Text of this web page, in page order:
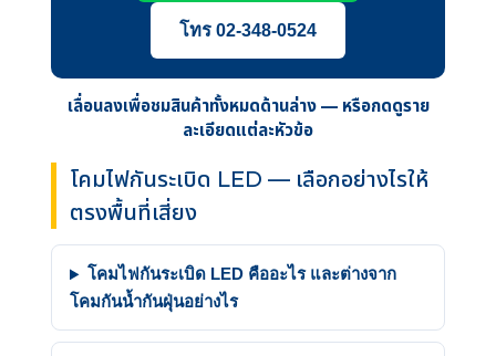
โทร 02-348-0524
เลื่อนลงเพื่อชมสินค้าทั้งหมดด้านล่าง — หรือกดดูราย
ละเอียดแต่ละหัวข้อ
โคมไฟกันระเบิด LED — เลือกอย่างไรให้
ตรงพื้นที่เสี่ยง
โคมไฟกันระเบิด LED คืออะไร และต่างจาก
โคมกันน้ำกันฝุ่นอย่างไร